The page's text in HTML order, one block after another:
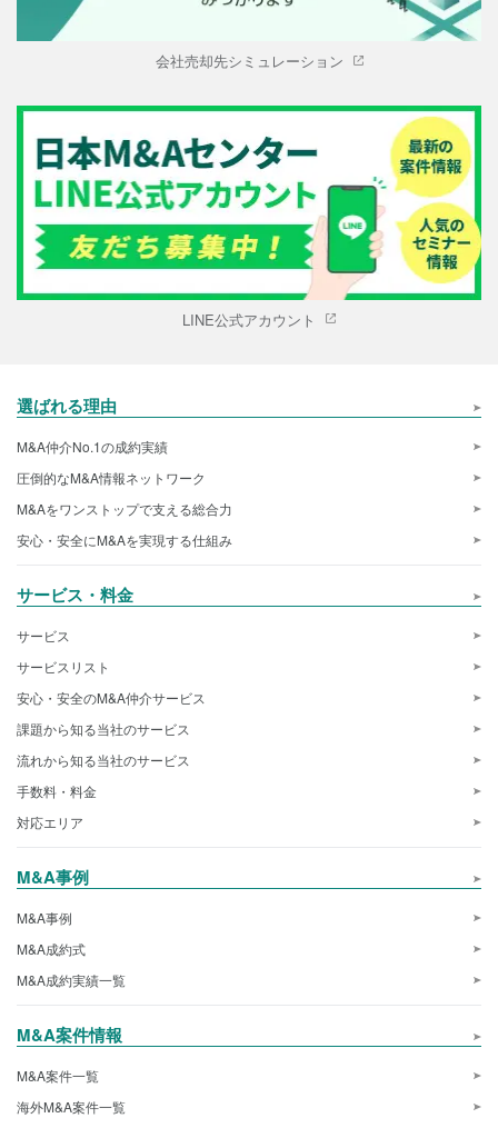
会社売却先シミュレーション
LINE公式アカウント
選ばれる理由
M&A仲介No.1の成約実績
圧倒的なM&A情報ネットワーク
M&Aをワンストップで支える総合力
安心・安全にM&Aを実現する仕組み
サービス・料金
サービス
サービスリスト
安心・安全のM&A仲介サービス
課題から知る当社のサービス
流れから知る当社のサービス
手数料・料金
対応エリア
M&A事例
M&A事例
M&A成約式
M&A成約実績一覧
M&A案件情報
M&A案件一覧
海外M&A案件一覧